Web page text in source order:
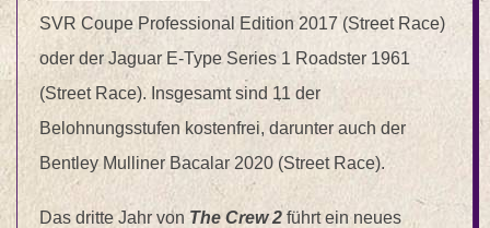
SVR Coupe Professional Edition 2017 (Street Race)
oder der Jaguar E-Type Series 1 Roadster 1961
(Street Race). Insgesamt sind 11 der
Belohnungsstufen kostenfrei, darunter auch der
Bentley Mulliner Bacalar 2020 (Street Race).
Das dritte Jahr von The Crew 2 führt ein neues